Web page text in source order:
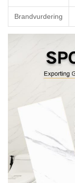
Brandvurdering